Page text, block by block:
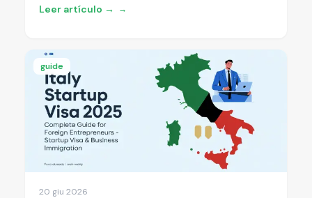
Impatriati, coste de vida, y qué país tiene sentido
Leer artículo → →
guide
20 giu 2026